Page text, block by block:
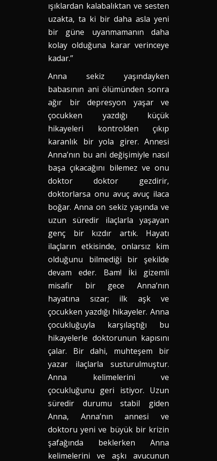
ışıklardan kalabalıktan ve sesten
uzakta, ta ki bir daha asla yeni
bir güne uyanmamanın daha
kolay olduğuna karar verinceye
kadar.’’
Anna sekiz yaşındayken
babasının ani ölümünden sonra
ağır bir depresyon yaşar ve
çocukken yazdığı küçük
hikayeleri kontrolden çıkıp
karanlık bir yola girer. Annesi
Anna’nın bu ani değişimiyle nasıl
başa çıkacağını bilemez ve onu
doktor doktor gezdirir,
doktorlarsa onu avuç avuç ilaca
boğar. Anna on sekiz yaşında ve
uzun süredir ilaçlarla yaşayan
genç bir kızdır artık. Hayatı
ilaçların etkisinde, onlarsız kim
olduğunu bilmediği bir şekilde
devam eder. Bam! İki gizemli
misafir bir gece Anna’nın
hayatına sızar; ilk aşk ve
çocukken yazdığı hikayeler. Anna
çocukluğuyla karşılaştığı bu
hikayelerle doktorunun kapısını
çalar. Bir dahi, muhteşem bir
yazar ilaçlarla susturulmuştur.
Anna kelimelerini ve
çocukluğunu geri istiyor. Uzun
süredir durumu stabil giden
Anna, Anna’nın annesi ve
doktoru yeni ve büyük bir krizin
şafağında beklerken Anna
kelimelerini ve aşkı avucunun